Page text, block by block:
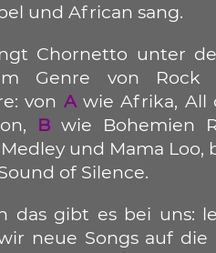
und African sang.
Chornetto unter
Genre von
:von A wie Afrika, All
Bwie Bohemien
und Mama Loo,
of Silence.
das gibt es bei uns:
neue Songs auf die